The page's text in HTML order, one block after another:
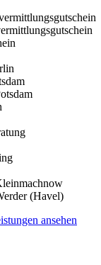
(Havel)
ansehen